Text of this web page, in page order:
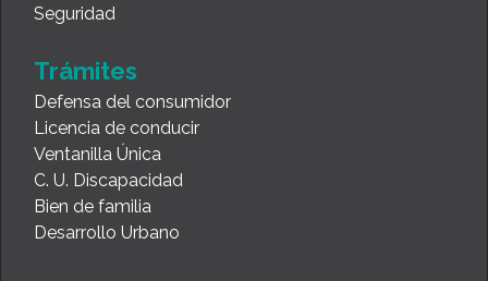
Seguridad
Trámites
Defensa del consumidor
Licencia de conducir
Ventanilla Única
C. U. Discapacidad
Bien de familia
Desarrollo Urbano